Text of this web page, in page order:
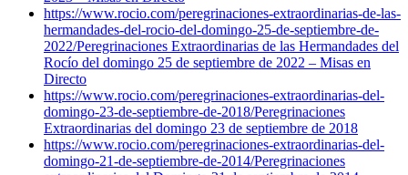
https://www.rocio.com/peregrinaciones-extraordinarias-de-las-
hermandades-del-rocio-del-domingo-25-de-septiembre-de-
2022/Peregrinaciones Extraordinarias de las Hermandades del
Rocío del domingo 25 de septiembre de 2022 – Misas en
Directo
https://www.rocio.com/peregrinaciones-extraordinarias-del-
domingo-23-de-septiembre-de-2018/Peregrinaciones
Extraordinarias del domingo 23 de septiembre de 2018
https://www.rocio.com/peregrinaciones-extraordinarias-del-
domingo-21-de-septiembre-de-2014/Peregrinaciones